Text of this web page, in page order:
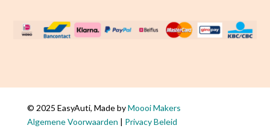
© 2025 EasyAuti, Made byMoooi Makers
Algemene Voorwaarden | Privacy Beleid